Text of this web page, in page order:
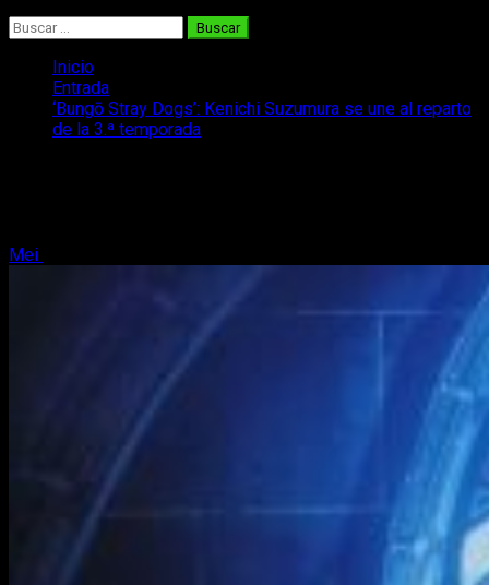
Buscar:
Inicio
Entrada
‘Bungō Stray Dogs’: Kenichi Suzumura se une al reparto
de la 3.ª temporada
Mei